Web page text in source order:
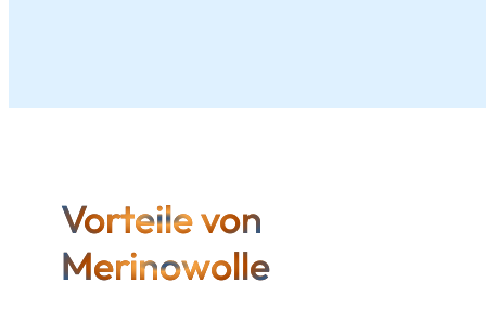
Vorteile von
Merinowolle